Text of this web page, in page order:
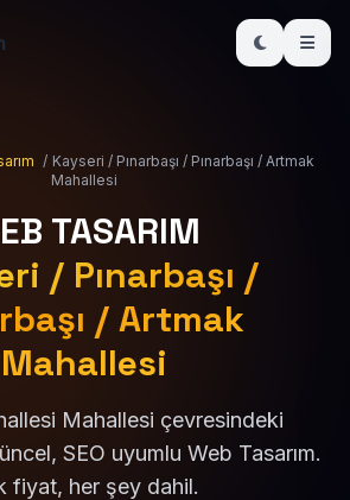
/ Kayseri / Pınarbaşı / Pınarbaşı / Artmak
Mahallesi
TASARIM
/ Pınarbaşı /
/ Artmak
Mahallesi
Mahallesi çevresindeki
SEO uyumlu Web Tasarım.
fiyat, her şey dahil.